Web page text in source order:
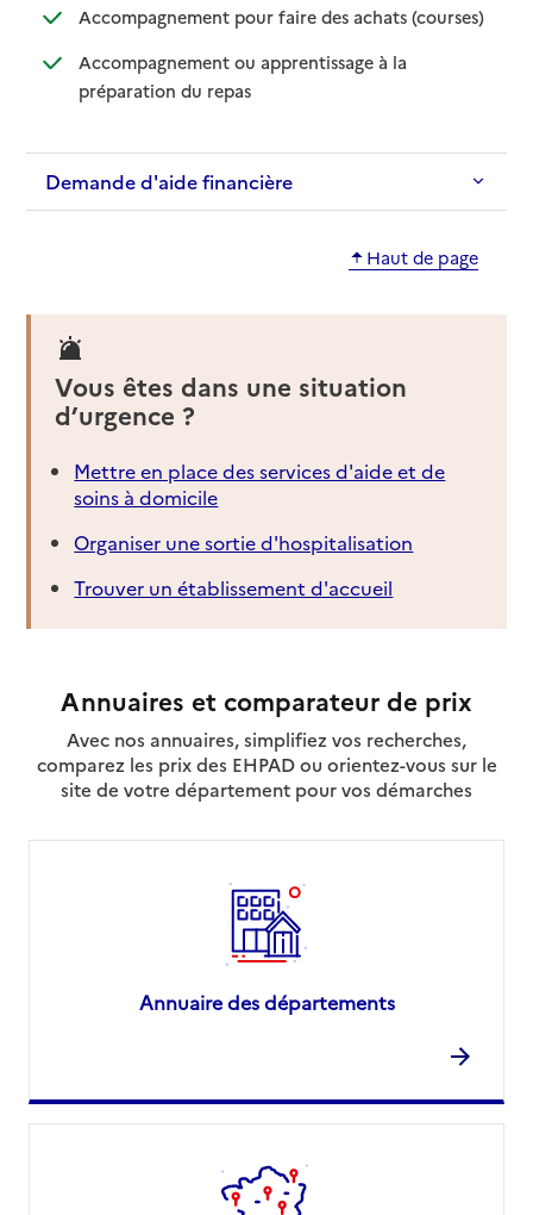
Accompagnement pour faire des achats (courses)
:
: non
Accompagnement ou apprentissage à la
préparation du repas: disponible
: non disponible
Demande d'aide financière
Haut de page
Vous êtes dans une situation
d’urgence ?
Mettre en place des services d'aide et de
soins à domicile
Organiser une sortie d'hospitalisation
Trouver un établissement d'accueil
Annuaires et comparateur de prix
Avec nos annuaires, simplifiez vos recherches,
comparez les prix des EHPAD ou orientez-vous sur le
site de votre département pour vos démarches
Annuaire des départements